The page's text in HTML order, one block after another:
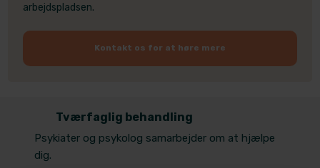
arbejdspladsen.​
Kontakt os for at høre mere​
​Tværfaglig behandling
Psykiater og psykolog samarbejder om at hjælpe
dig.